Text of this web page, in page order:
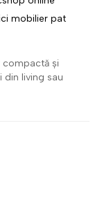
mobilier pat
și
din living sau